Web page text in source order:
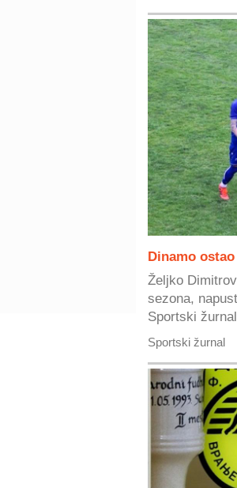
Dinamo
Željko
sezona,
Sportski
Sportski žurnal